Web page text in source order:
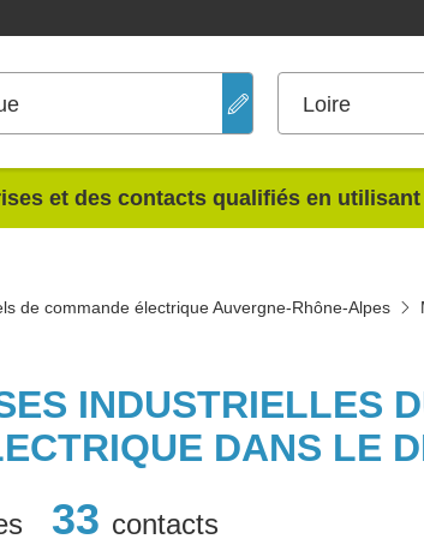
Loire
et des contacts qualifiés en
de commande électrique Auvergne-Rhône-Alpes
INDUSTRIELLES
DANS LE
33 contacts